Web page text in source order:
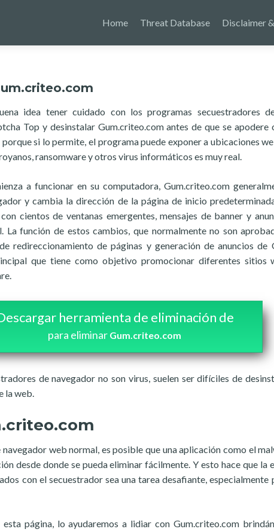
Home Threat Database Disclaimer
idea tener cuidado con los programas secuestradores
Top y desinstalar Gum.criteo.com antes de que se apodere
si lo permite, el programa puede exponer a ubicaciones
ransomware y otros virus informáticos es muy real.
a funcionar en su computadora, Gum.criteo.com
y cambia la dirección de la página de inicio
cientos de ventanas emergentes, mensajes de banner y
La función de estos cambios, que normalmente no son
redireccionamiento de páginas y generación de anuncios de
que tiene como objetivo promocionar diferentes sitios
herramienta de eliminación de
para eliminar Gum.criteo.com
de navegador no son virus, suelen ser difíciles de
la web.
web normal, es posible que una aplicación como el
desde donde se pueda eliminar fácilmente. Y esto hace que la
con el secuestrador sea una tarea desafiante, especialmente
página, lo ayudaremos a lidiar con Gum.criteo.com